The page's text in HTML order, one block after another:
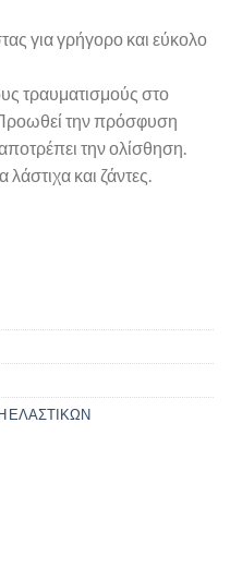
για γρήγορο και εύκολο
τραυματισμούς στο
την πρόσφυση
την ολίσθηση.
και ζάντες.
ΕΛΑΣΤΙΚΩΝ